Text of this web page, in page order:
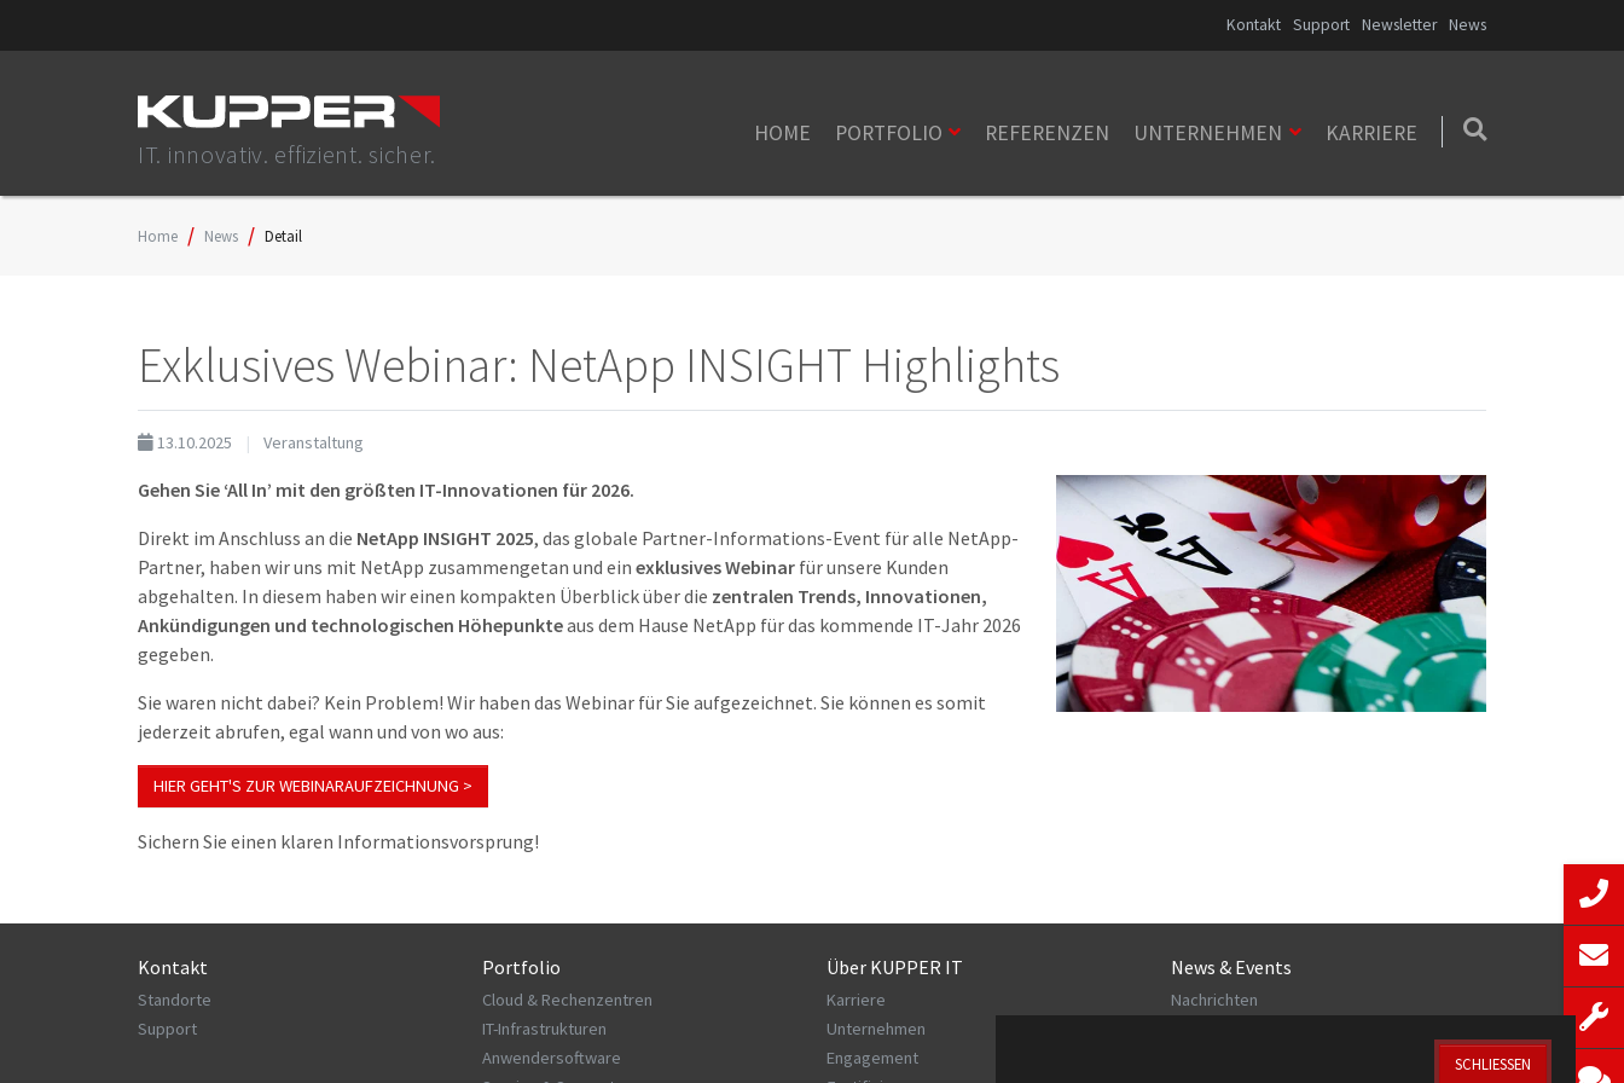
Kontakt Support Newsletter News
IT. innovativ. effizient. sicher.
HOME PORTFOLIO REFERENZEN UNTERNEHMEN KARRIERE
Home News Detail
Exklusives Webinar: NetApp INSIGHT Highlights
13.10.2025 Veranstaltung
Gehen Sie ‘All In’ mit den größten IT-Innovationen für 2026.
Direkt im Anschluss an die NetApp INSIGHT 2025, das globale Partner-Informations-Event für alle NetApp-
Partner, haben wir uns mit NetApp zusammengetan und ein exklusives Webinar für unsere Kunden
abgehalten. In diesem haben wir einen kompakten Überblick über die zentralen Trends, Innovationen,
Ankündigungen und technologischen Höhepunkteaus dem Hause NetApp für das kommende IT-Jahr 2026
gegeben.
Sie waren nicht dabei? Kein Problem! Wir haben das Webinar für Sie aufgezeichnet. Sie können es somit
jederzeit abrufen, egal wann und von wo aus:
HIER GEHT'S ZUR WEBINARAUFZEICHNUNG >
Sichern Sie einen klaren Informationsvorsprung!
Kontakt
Standorte
Support
Portfolio
Cloud & Rechenzentren
IT-Infrastrukturen
Anwendersoftware
Über KUPPER IT
Karriere
Unternehmen
Engagement
News & Events
Nachrichten
SCHLIESSEN